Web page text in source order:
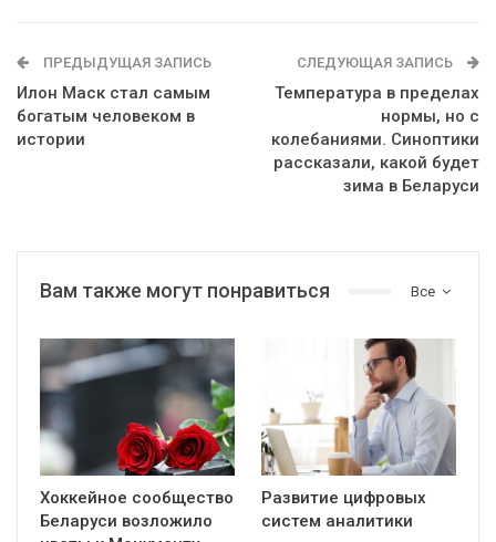
ПРЕДЫДУЩАЯ ЗАПИСЬ
Илон Маск стал самым
богатым человеком в
истории
СЛЕДУЮЩАЯ ЗАПИСЬ
Температура в пределах
нормы, но с
колебаниями. Синоптики
рассказали, какой будет
зима в Беларуси
Все
Вам также могут понравиться
Хоккейное сообщество
Беларуси возложило
Развитие цифровых
систем аналитики